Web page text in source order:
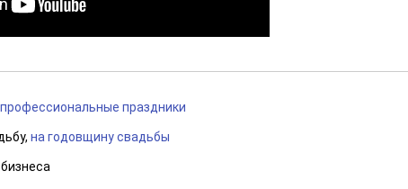
профессиональные праздники
на годовщину свадьбы